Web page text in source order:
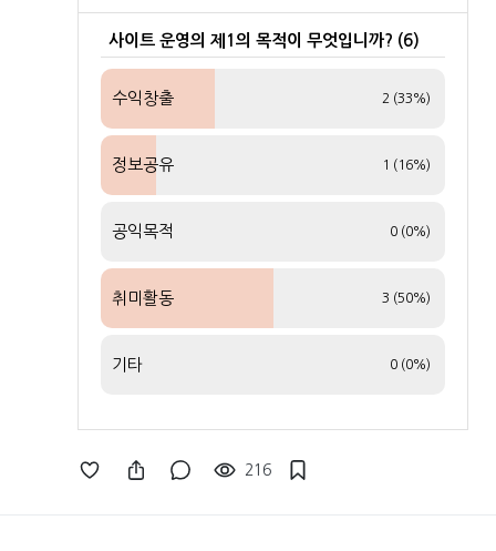
사이트 운영의 제1의 목적이 무엇입니까? (6)
수익창출 2 (33%)
정보공유 1 (16%)
공익목적 0 (0%)
취미활동 3 (50%)
기타 0 (0%)
216